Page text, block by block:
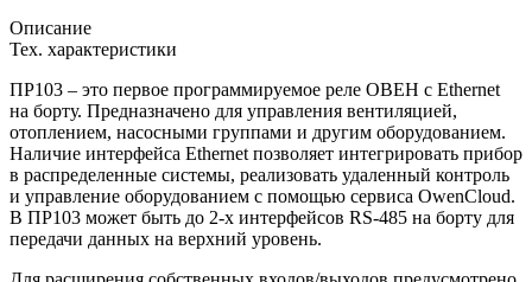
Описание
Тех. характеристики
ПР103 – это первое программируемое реле ОВЕН с Ethernet
на борту. Предназначено для управления вентиляцией,
отоплением, насосными группами и другим оборудованием.
Наличие интерфейса Ethernet позволяет интегрировать прибор
в распределенные системы, реализовать удаленный контроль
и управление оборудованием с помощью сервиса OwenCloud.
В ПР103 может быть до 2-х интерфейсов RS-485 на борту для
передачи данных на верхний уровень.